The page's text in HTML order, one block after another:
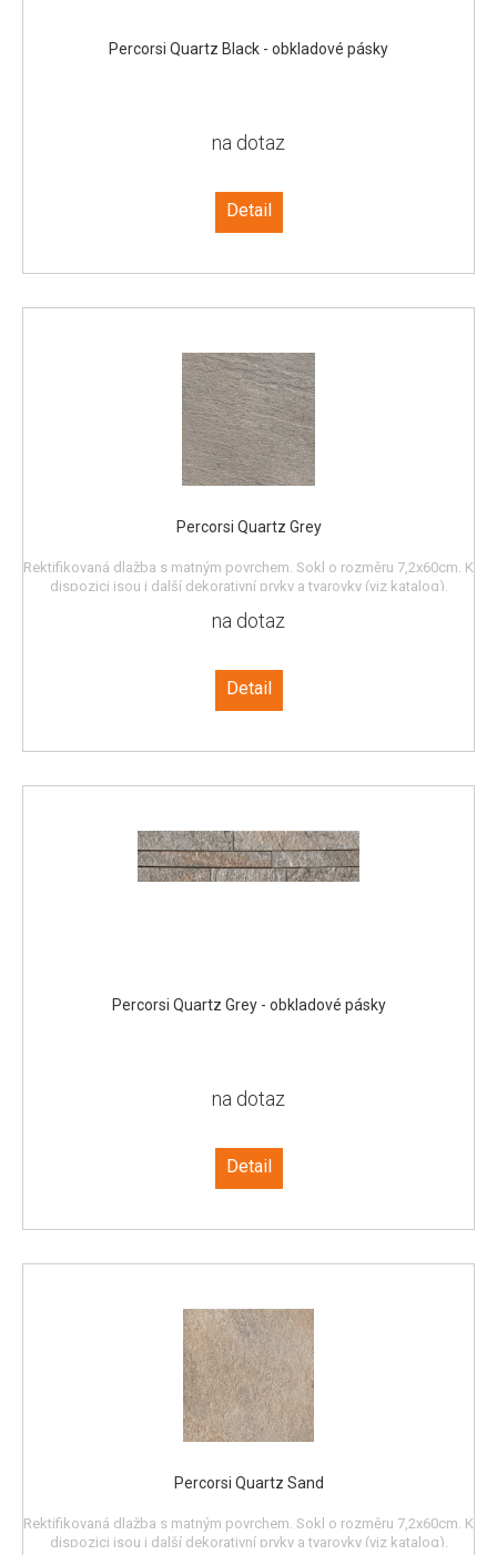
Percorsi Quartz Black - obkladové pásky
na dotaz
Detail
Percorsi Quartz Grey
Rektifikovaná dlažba s matným povrchem. Sokl o rozměru 7,2x60cm. K
dispozici jsou i další dekorativní prvky a tvarovky (viz katalog).
na dotaz
Detail
Percorsi Quartz Grey - obkladové pásky
na dotaz
Detail
Percorsi Quartz Sand
Rektifikovaná dlažba s matným povrchem. Sokl o rozměru 7,2x60cm. K
dispozici jsou i další dekorativní prvky a tvarovky (viz katalog).